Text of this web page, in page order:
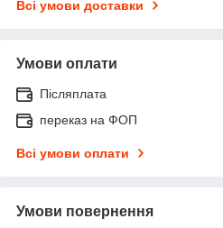
Всі умови доставки
Умови оплати
Післяплата
переказ на ФОП
Всі умови оплати
Умови повернення